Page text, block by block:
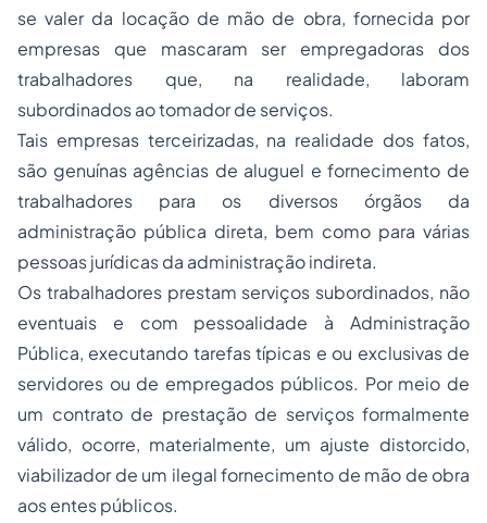
se valer da locação de mão de obra, fornecida por
empresas que mascaram ser empregadoras dos
trabalhadores que, na realidade, laboram
subordinados ao tomador de serviços.
Tais empresas terceirizadas, na realidade dos fatos,
são genuínas agências de aluguel e fornecimento de
trabalhadores para os diversos órgãos da
administração pública direta, bem como para várias
pessoas jurídicas da administração indireta.
Os trabalhadores prestam serviços subordinados, não
eventuais e com pessoalidade à Administração
Pública, executando tarefas típicas e ou exclusivas de
servidores ou de empregados públicos. Por meio de
um contrato de prestação de serviços formalmente
válido, ocorre, materialmente, um ajuste distorcido,
viabilizador de um ilegal fornecimento de mão de obra
aos entes públicos.